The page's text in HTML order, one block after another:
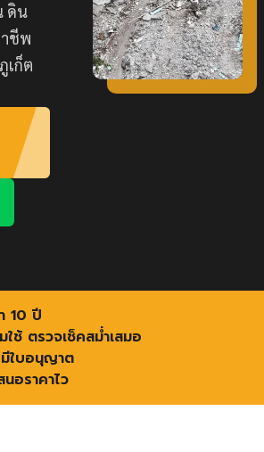
ดิน
ชีพ
เก็ต
10 ปี
ช้ ตรวจเช็คสม่ำเสมอ
ใบอนุญาต
อราคาไว